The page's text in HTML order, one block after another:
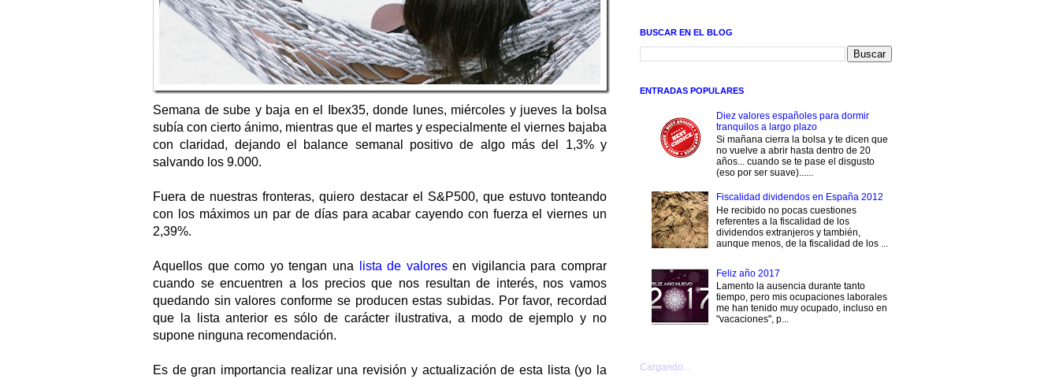
Semana de sube y baja en el Ibex35, donde lunes, miércoles y jueves la bolsa
subía con cierto ánimo, mientras que el martes y especialmente el viernes bajaba
con claridad, dejando el balance semanal positivo de algo más del 1,3% y
salvando los 9.000.
Fuera de nuestras fronteras, quiero destacar el S&P500, que estuvo tonteando
con los máximos un par de días para acabar cayendo con fuerza el viernes un
2,39%.
Aquellos que como yo tengan una lista de valoresen vigilancia para comprar
cuando se encuentren a los precios que nos resultan de interés, nos vamos
quedando sin valores conforme se producen estas subidas. Por favor, recordad
que la lista anterior es sólo de carácter ilustrativa, a modo de ejemplo y no
supone ninguna recomendación.
Es de gran importancia realizar una revisión y actualización de esta lista (yo la
BUSCAR EN EL BLOG
ENTRADAS POPULARES
Diez valores españoles para dormir
tranquilos a largo plazo
Si mañana cierra la bolsa y te dicen que
no vuelve a abrir hasta dentro de 20
años... cuando se te pase el disgusto
(eso por ser suave)......
Fiscalidad dividendos en España 2012
He recibido no pocas cuestiones
referentes a la fiscalidad de los
dividendos extranjeros y también,
aunque menos, de la fiscalidad de los ...
Feliz año 2017
Lamento la ausencia durante tanto
tiempo, pero mis ocupaciones laborales
me han tenido muy ocupado, incluso en
"vacaciones", p...
Cargando...